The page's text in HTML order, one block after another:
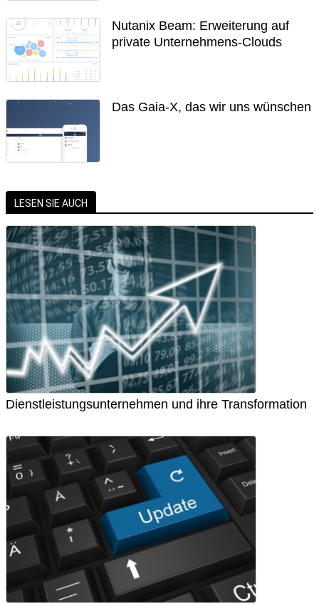
Nutanix Beam: Erweiterung auf
private Unternehmens-Clouds
Das Gaia-X, das wir uns wünschen
LESEN SIE AUCH
Dienstleistungsunternehmen und ihre Transformation